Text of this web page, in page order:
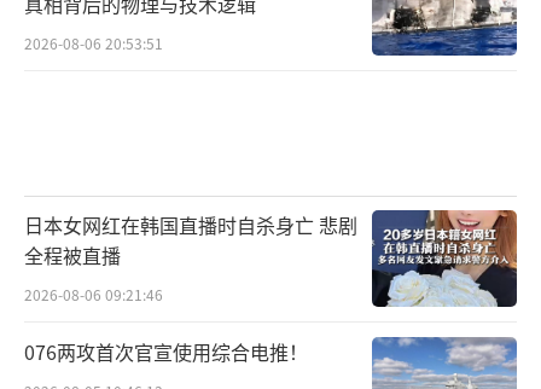
2026-08-06 20:53:51
日本女网红在韩国直播时自杀身亡 悲剧
全程被直播
2026-08-06 09:21:46
076两攻首次官宣使用综合电推！